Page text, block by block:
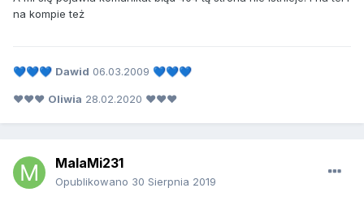
na kompie też
💙💙💙 Dawid 06.03.2009 💙💙💙
❤❤❤ Oliwia 28.02.2020 ❤❤❤
MalaMi231
Opublikowano 30 Sierpnia 2019